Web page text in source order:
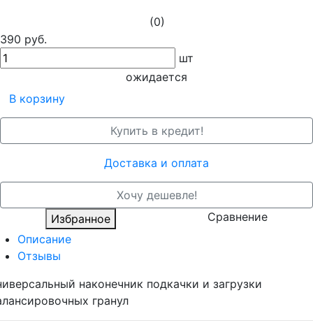
(0)
390 руб.
шт
ожидается
В корзину
Купить в кредит!
Доставка и оплата
Хочу дешевле!
Избранное
Сравнение
Описание
Отзывы
наконечник подкачки и загрузки
гранул